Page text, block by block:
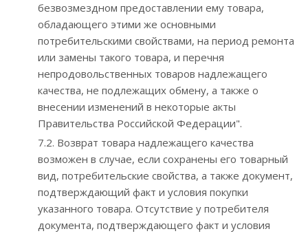
безвозмездном предоставлении ему товара,
обладающего этими же основными
потребительскими свойствами, на период ремонта
или замены такого товара, и перечня
непродовольственных товаров надлежащего
качества, не подлежащих обмену, а также о
внесении изменений в некоторые акты
Правительства Российской Федерации".
7.2. Возврат товара надлежащего качества
возможен в случае, если сохранены его товарный
вид, потребительские свойства, а также документ,
подтверждающий факт и условия покупки
указанного товара. Отсутствие у потребителя
документа, подтверждающего факт и условия